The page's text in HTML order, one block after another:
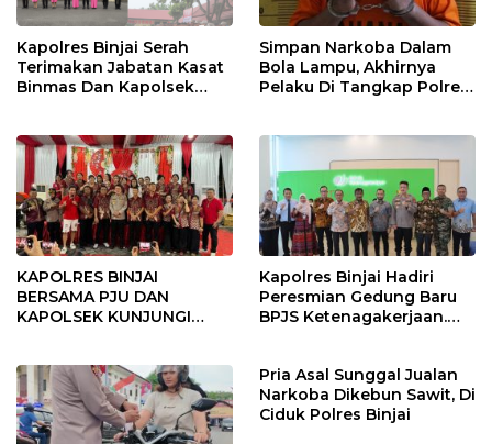
Kapolres Binjai Serah
Terimakan Jabatan Kasat
Binmas Dan Kapolsek
Simpan Narkoba Dalam
Bola Lampu, Akhirnya
Pelaku Di Tangkap Polres
KAPOLRES BINJAI
BERSAMA PJU DAN
KAPOLSEK KUNJUNGI
Kapolres Binjai Hadiri
Peresmian Gedung Baru
BPJS Ketenagakerjaan.
Pria Asal Sunggal Jualan
Narkoba Dikebun Sawit, Di
Ciduk Polres Binjai